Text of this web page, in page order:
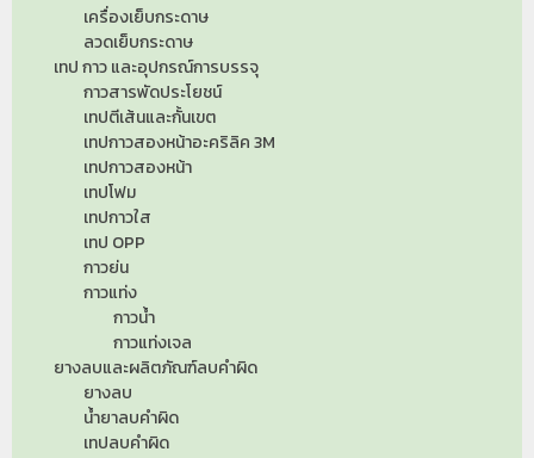
เครื่องเย็บกระดาษ
ลวดเย็บกระดาษ
เทป กาว และอุปกรณ์การบรรจุ
กาวสารพัดประโยชน์
เทปตีเส้นและกั้นเขต
เทปกาวสองหน้าอะคริลิค 3M
เทปกาวสองหน้า
เทปโฟม
เทปกาวใส
เทป OPP
กาวย่น
กาวแท่ง
กาวน้ำ
กาวแท่งเจล
ยางลบและผลิตภัณฑ์ลบคำผิด
ยางลบ
น้ำยาลบคำผิด
เทปลบคำผิด